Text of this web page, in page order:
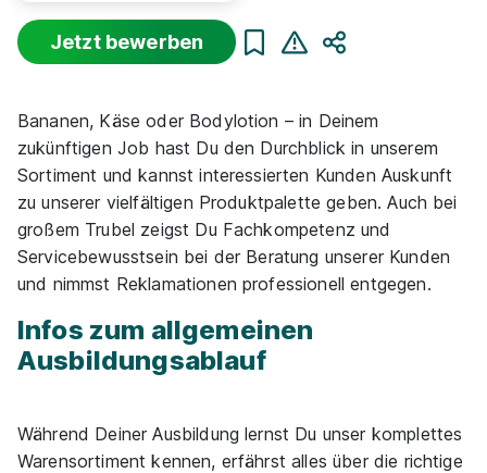
Suche zurücksetzen
Infos zum Beruf Verkäufer
177 Ausbildungsplätze
Ausbildung Verkäufer (m/w/d) PENNY Markt GmbH
01.08.2027
Jetzt bewerben
Bananen, Käse oder Bodylotion – in Deinem
zukünftigen Job hast Du den Durchblick in unserem
Sortiment und kannst interessierten Kunden Auskunft
zu unserer vielfältigen Produktpalette geben. Auch bei
großem Trubel zeigst Du Fachkompetenz und
Servicebewusstsein bei der Beratung unserer Kunden
und nimmst Reklamationen professionell entgegen.
Infos zum allgemeinen
Ausbildungsablauf
Während Deiner Ausbildung lernst Du unser komplettes
Warensortiment kennen, erfährst alles über die richtige